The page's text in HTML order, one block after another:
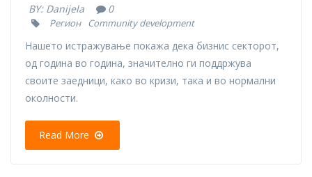
BY: Danijela 0
Регион Community development
Нашето истражување покажа дека бизнис секторот,
од година во година, значително ги поддржува
своите заедници, како во кризи, така и во нормални
околности.
Read More